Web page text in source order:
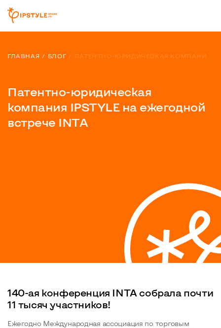
ГЛАВНАЯ БЛОГ
Патентно-юридическая
компания IPSTYLE на ежегодной
встрече INTA
​140-ая конференция INTA собрала почти
11 тысяч участников!
Ежегодно Международная ассоциация по торговым